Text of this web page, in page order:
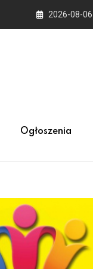
2026-08-06
Ogłoszenia